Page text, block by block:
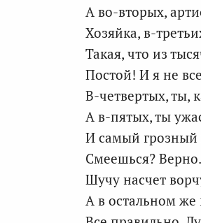
А во-вторых,
Хозяйка, в-
Такая, что из
Постой! И я не
В-четвертых, ты,
А в-пятых, ты
И самый грозный
Смеешься?
Шучу насчет
А в остальном